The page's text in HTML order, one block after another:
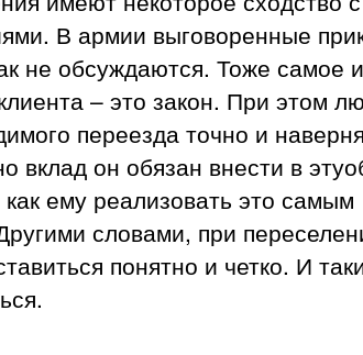
В армии выговоренные
не обсуждаются. Тоже самое и
– это закон. При этом
переезда точно и
вклад он обязан внести в
ему реализовать это самым
словами, при
понятно и четко. И